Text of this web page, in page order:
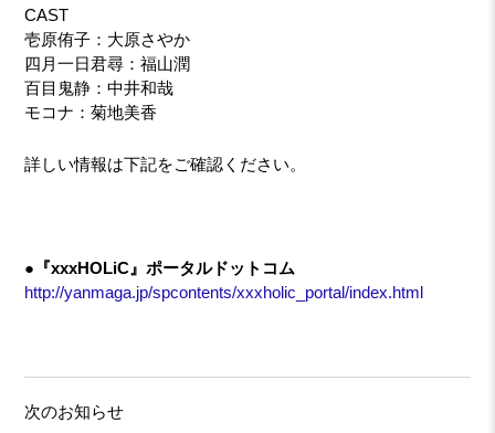
CAST
壱原侑子：大原さやか
四月一日君尋：福山潤
百目鬼静：中井和哉
モコナ：菊地美香
詳しい情報は下記をご確認ください。
●『xxxHOLiC』ポータルドットコム
http://yanmaga.jp/spcontents/xxxholic_portal/index.html
次のお知らせ